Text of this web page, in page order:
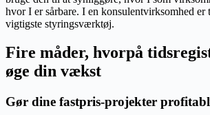
hvor I er sårbare. I en konsulentvirksomhed er
vigtigste styringsværktøj.
Fire måder, hvorpå
øge din vækst
Gør dine fastpris-projekter